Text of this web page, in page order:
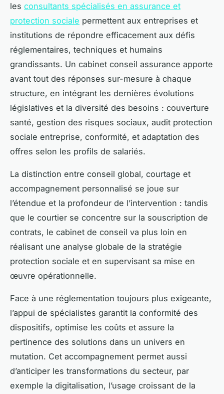
les consultants spécialisés en assurance et
protection sociale permettent aux entreprises et
institutions de répondre efficacement aux défis
réglementaires, techniques et humains
grandissants. Un cabinet conseil assurance apporte
avant tout des réponses sur-mesure à chaque
structure, en intégrant les dernières évolutions
législatives et la diversité des besoins : couverture
santé, gestion des risques sociaux, audit protection
sociale entreprise, conformité, et adaptation des
offres selon les profils de salariés.
La distinction entre conseil global, courtage et
accompagnement personnalisé se joue sur
l’étendue et la profondeur de l’intervention : tandis
que le courtier se concentre sur la souscription de
contrats, le cabinet de conseil va plus loin en
réalisant une analyse globale de la stratégie
protection sociale et en supervisant sa mise en
œuvre opérationnelle.
Face à une réglementation toujours plus exigeante,
l’appui de spécialistes garantit la conformité des
dispositifs, optimise les coûts et assure la
pertinence des solutions dans un univers en
mutation. Cet accompagnement permet aussi
d’anticiper les transformations du secteur, par
exemple la digitalisation, l’usage croissant de la